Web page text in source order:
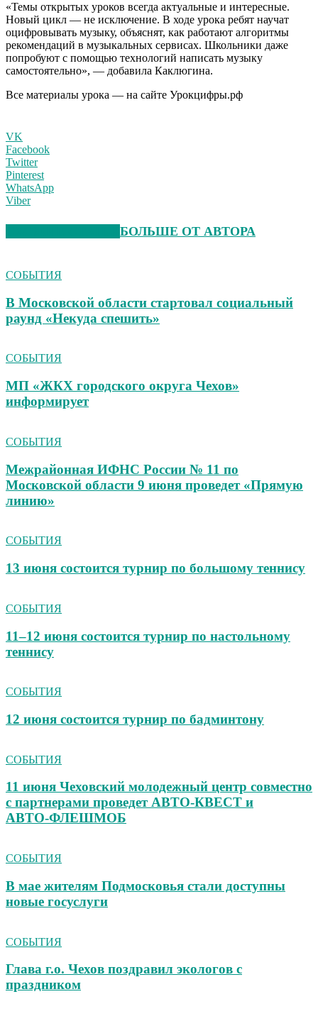
«Темы открытых уроков всегда актуальные и интересные.
Новый цикл — не исключение. В ходе урока ребят научат
оцифровывать музыку, объяснят, как работают алгоритмы
рекомендаций в музыкальных сервисах. Школьники даже
попробуют с помощью технологий написать музыку
самостоятельно», — добавила Каклюгина.
Все материалы урока — на сайте Урокцифры.рф
VK
Facebook
Twitter
Pinterest
WhatsApp
Viber
БОЛЬШЕ ОТ АВТОРА
СОБЫТИЯ
В Московской области стартовал социальный
раунд «Некуда спешить»
СОБЫТИЯ
МП «ЖКХ городского округа Чехов»
информирует
СОБЫТИЯ
Межрайонная ИФНС России № 11 по
Московской области 9 июня проведет «Прямую
линию»
СОБЫТИЯ
13 июня состоится турнир по большому теннису
СОБЫТИЯ
11–12 июня состоится турнир по настольному
теннису
СОБЫТИЯ
12 июня состоится турнир по бадминтону
СОБЫТИЯ
11 июня Чеховский молодежный центр совместно
с партнерами проведет АВТО‑КВЕСТ и
АВТО‑ФЛЕШМОБ
СОБЫТИЯ
В мае жителям Подмосковья стали доступны
новые госуслуги
СОБЫТИЯ
Глава г.о. Чехов поздравил экологов с
праздником